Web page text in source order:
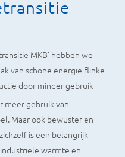
MKB’ hebben we
van schone energie flinke
door minder gebruik
meer gebruik van
Maar ook bewuster en
is een belangrijk
warmte en